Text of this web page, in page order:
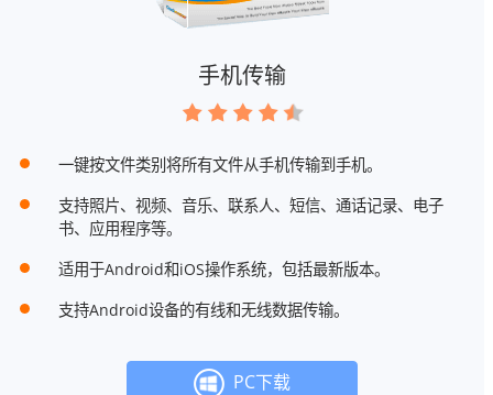
手机传输
一键按文件类别将所有文件从手机传输到手机。
支持照片、视频、音乐、联系人、短信、通话记录、电子
书、应用程序等。
适用于Android和iOS操作系统，包括最新版本。
支持Android设备的有线和无线数据传输。
PC下载